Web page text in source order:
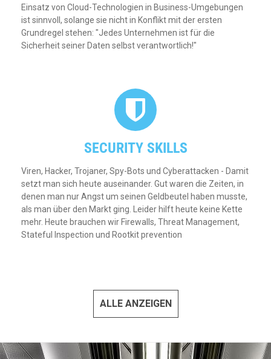
Einsatz von Cloud-Technologien in Business-Umgebungen
ist sinnvoll, solange sie nicht in Konflikt mit der ersten
Grundregel stehen: "Jedes Unternehmen ist für die
Sicherheit seiner Daten selbst verantwortlich!"
SECURITY SKILLS
Viren, Hacker, Trojaner, Spy-Bots und Cyberattacken - Damit
setzt man sich heute auseinander. Gut waren die Zeiten, in
denen man nur Angst um seinen Geldbeutel haben musste,
als man über den Markt ging. Leider hilft heute keine Kette
mehr. Heute brauchen wir Firewalls, Threat Management,
Stateful Inspection und Rootkit prevention
ALLE ANZEIGEN